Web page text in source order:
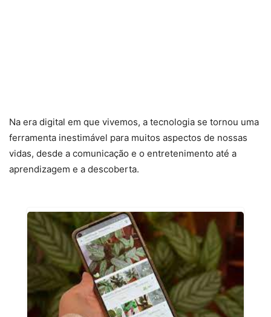
Na era digital em que vivemos, a tecnologia se tornou uma
ferramenta inestimável para muitos aspectos de nossas
vidas, desde a comunicação e o entretenimento até a
aprendizagem e a descoberta.